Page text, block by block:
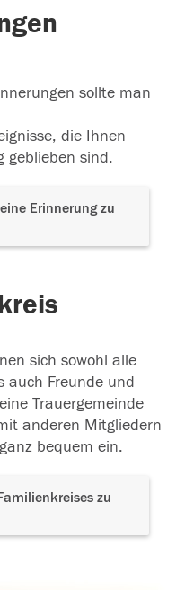
sollte man
die Ihnen
geblieben sind.
Erinnerung zu
sich sowohl alle
auch Freunde und
Trauergemeinde
anderen Mitgliedern
bequem ein.
zu